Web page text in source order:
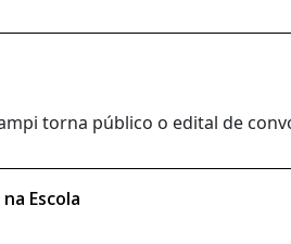
torna público o edital de
Escola